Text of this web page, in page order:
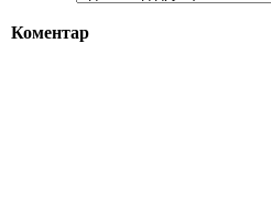
Коментар